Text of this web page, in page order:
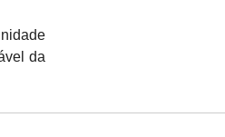
da